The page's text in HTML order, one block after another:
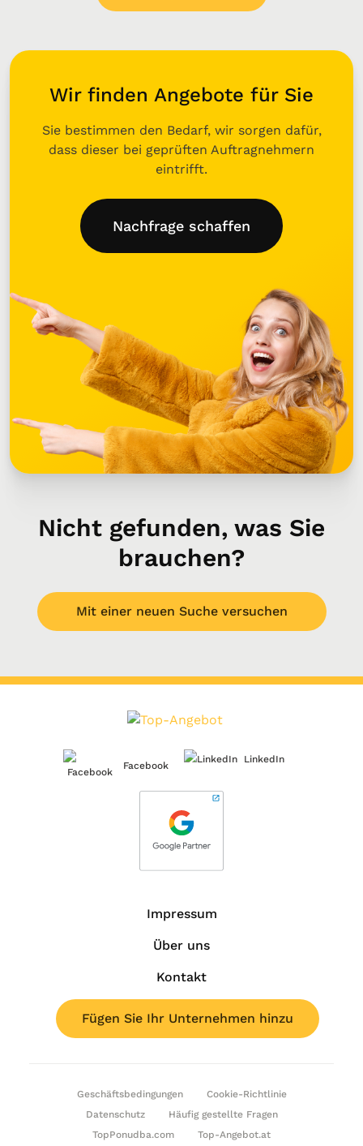
Wir finden Angebote für Sie
Sie bestimmen den Bedarf, wir sorgen dafür,
dass dieser bei geprüften Auftragnehmern
eintrifft.
Nachfrage schaffen
Nicht gefunden, was Sie
brauchen?
Mit einer neuen Suche versuchen
Facebook
LinkedIn
Impressum
Über uns
Kontakt
Fügen Sie Ihr Unternehmen hinzu
Geschäftsbedingungen
Cookie-Richtlinie
Datenschutz
Häufig gestellte Fragen
TopPonudba.com
Top-Angebot.at